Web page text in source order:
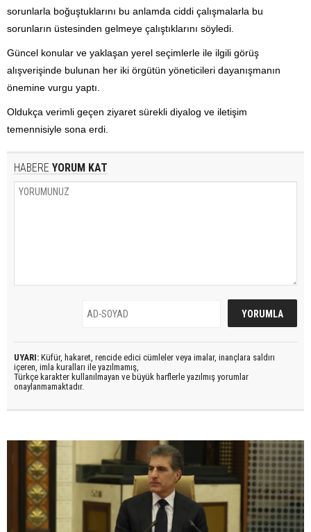
sorunlarla boğuştuklarını bu anlamda ciddi çalışmalarla bu
sorunların üstesinden gelmeye çalıştıklarını söyledi.
Güncel konular ve yaklaşan yerel seçimlerle ile ilgili görüş
alışverişinde bulunan her iki örgütün yöneticileri dayanışmanın
önemine vurgu yaptı.
Oldukça verimli geçen ziyaret sürekli diyalog ve iletişim
temennisiyle sona erdi.
HABERE YORUM KAT
UYARI: Küfür, hakaret, rencide edici cümleler veya imalar, inançlara saldırı
içeren, imla kuralları ile yazılmamış,
Türkçe karakter kullanılmayan ve büyük harflerle yazılmış yorumlar
onaylanmamaktadır.